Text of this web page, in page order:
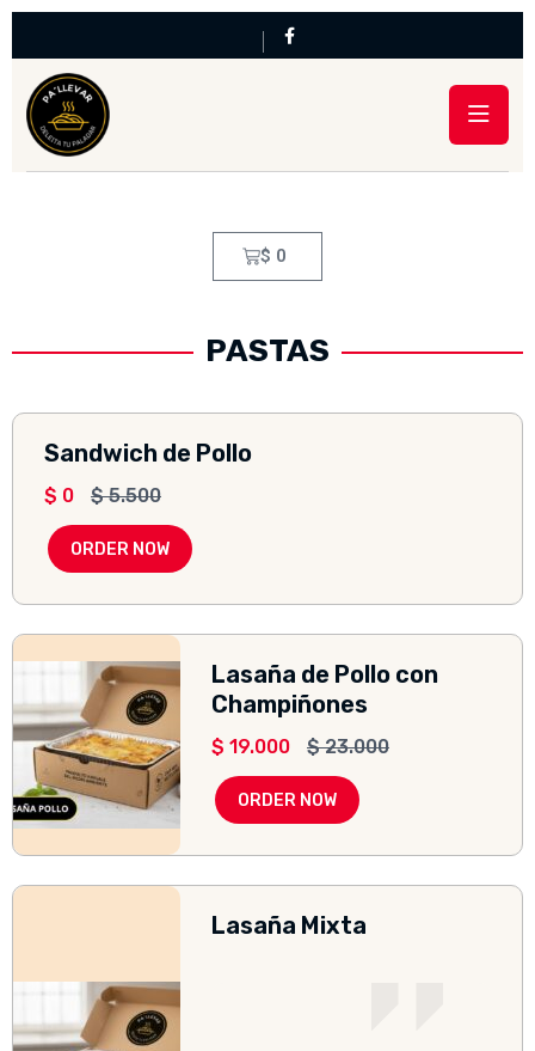
$ 0
PASTAS
Sandwich de Pollo
$ 0 $5.500
ORDER NOW
Lasaña de Pollo con
Champiñones
$ 19.000 $23.000
ORDER NOW
Lasaña Mixta